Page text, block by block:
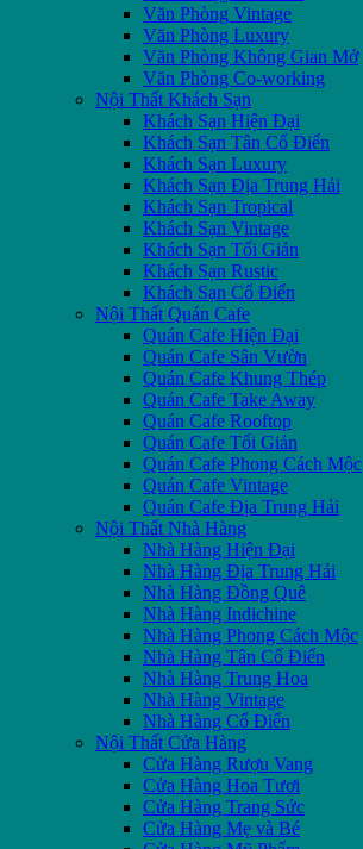
Văn Phòng Vintage
Văn Phòng Luxury
Văn Phòng Không Gian Mở
Văn Phòng Co-working
Nội Thất Khách Sạn
Khách Sạn Hiện Đại
Khách Sạn Tân Cổ Điển
Khách Sạn Luxury
Khách Sạn Địa Trung Hải
Khách Sạn Tropical
Khách Sạn Vintage
Khách Sạn Tối Giản
Khách Sạn Rustic
Khách Sạn Cổ Điển
Nội Thất Quán Cafe
Quán Cafe Hiện Đại
Quán Cafe Sân Vườn
Quán Cafe Khung Thép
Quán Cafe Take Away
Quán Cafe Rooftop
Quán Cafe Tối Giản
Quán Cafe Phong Cách Mộc
Quán Cafe Vintage
Quán Cafe Địa Trung Hải
Nội Thất Nhà Hàng
Nhà Hàng Hiện Đại
Nhà Hàng Địa Trung Hải
Nhà Hàng Đồng Quê
Nhà Hàng Indichine
Nhà Hàng Phong Cách Mộc
Nhà Hàng Tân Cổ Điển
Nhà Hàng Trung Hoa
Nhà Hàng Vintage
Nhà Hàng Cổ Điển
Nội Thất Cửa Hàng
Cửa Hàng Rượu Vang
Cửa Hàng Hoa Tươi
Cửa Hàng Trang Sức
Cửa Hàng Mẹ và Bé